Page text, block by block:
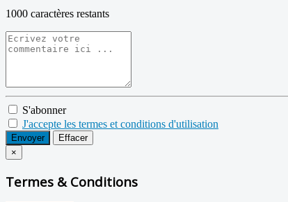
1000 caractères restants
S'abonner
J'accepte les termes et conditions d'utilisation
Envoyer
Effacer
×
Termes & Conditions